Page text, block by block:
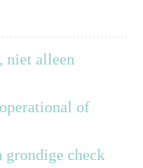
niet alleen
of
grondige check